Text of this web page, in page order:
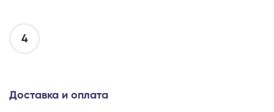
4
Доставка и оплата